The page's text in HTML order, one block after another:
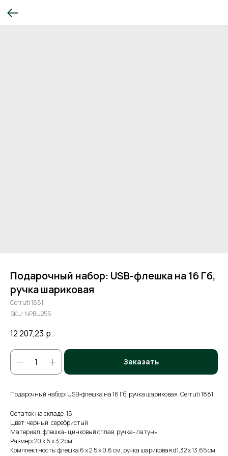
Подарочный набор: USB-флешка на 16 Гб,
ручка шариковая
Cerruti 1881
SKU: NPBU255
12 207,23 р.
Заказать
Подарочный набор: USB-флешка на 16 Гб, ручка шариковая. Cerruti 1881
Остаток на складе: 15
Цвет: черный, серебристый
Материал: флешка- цинковый сплав, ручка- латунь
Размер: 20 х 6 х 3,2 см
Комплектность: флешка 6 х 2,5 х 0,6 см, ручка шариковая d1,32 х 13,65 см